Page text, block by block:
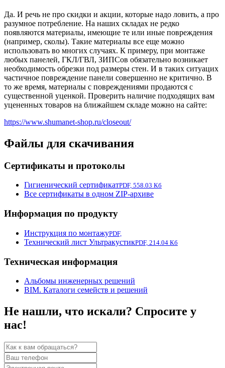
Да. И речь не про скидки и акции, которые надо ловить, а про
разумное потребление. На наших складах не редко
появляются материалы, имеющие те или иные повреждения
(например, сколы). Такие материалы все еще можно
использовать во многих случаях. К примеру, при монтаже
любых панелей, ГКЛ/ГВЛ, ЗИПСов обязательно возникает
необходимость обрезки под размеры стен. И в таких ситуацих
частичное повреждение панели совершенно не критично. В
то же время, материалы с повреждениями продаются с
существенной уценкой. Проверить наличие подходящих вам
уцененных товаров на ближайшем складе можно на сайте:
https://www.shumanet-shop.ru/closeout/
Файлы для скачивания
Сертификаты и протоколы
Гигиенический сертификатPDF, 558.03 Кб
Все сертификаты в одном ZIP-архиве
Информация по продукту
Инструкция по монтажуPDF,
Технический лист УльтракустикPDF, 214.04 Кб
Техническая информация
Альбомы инженерных решений
BIM. Каталоги семейств и решений
Не нашли, что искали? Спросите у
нас!